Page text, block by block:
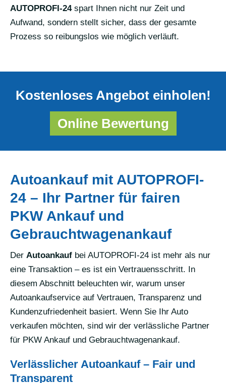
AUTOPROFI-24spart Ihnen nicht nur Zeit und
Aufwand, sondern stellt sicher, dass der gesamte
Prozess so reibungslos wie möglich verläuft.
Kostenloses Angebot einholen!
Online Bewertung
Autoankauf mit AUTOPROFI-
24 – Ihr Partner für fairen
PKW Ankauf und
Gebrauchtwagenankauf
Der Autoankauf bei AUTOPROFI-24 ist mehr als nur
eine Transaktion – es ist ein Vertrauensschritt. In
diesem Abschnitt beleuchten wir, warum unser
Autoankaufservice auf Vertrauen, Transparenz und
Kundenzufriedenheit basiert. Wenn Sie Ihr Auto
verkaufen möchten, sind wir der verlässliche Partner
für PKW Ankauf und Gebrauchtwagenankauf.
Verlässlicher Autoankauf – Fair und
Transparent